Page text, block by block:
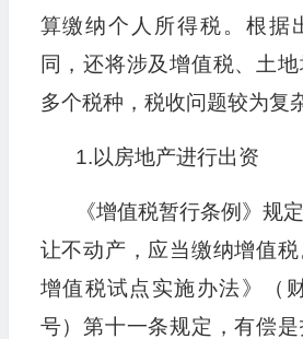
算缴纳个人所得税。根据
同，还将涉及增值税、土
多个税种，税收问题较为复
1.以房地产进行出资
《增值税暂行条例》规
让不动产，应当缴纳增值
增值税试点实施办法》（
号）第十一条规定，有偿